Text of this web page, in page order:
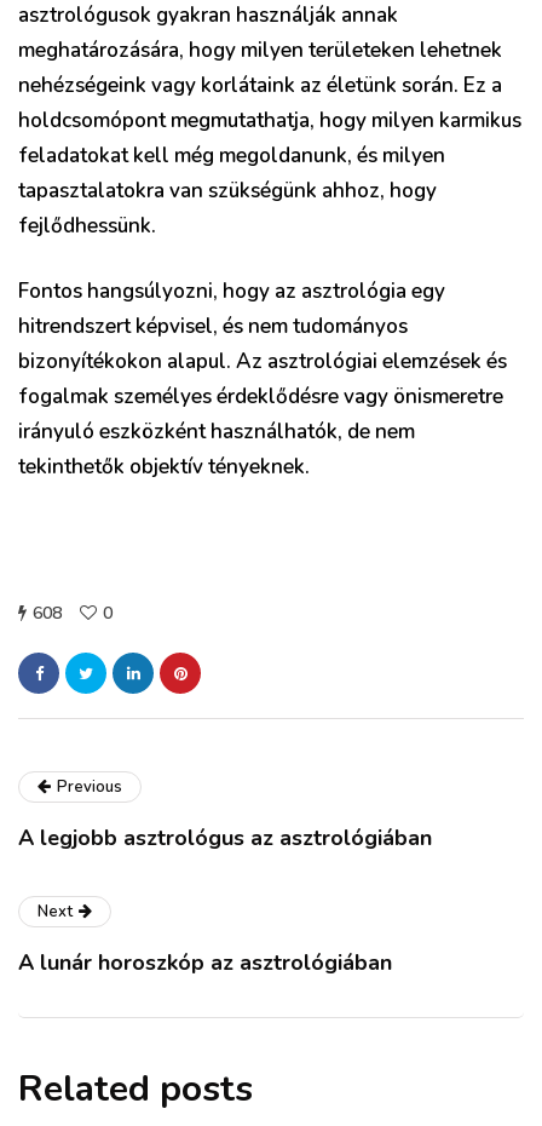
asztrológusok gyakran használják annak
meghatározására, hogy milyen területeken lehetnek
nehézségeink vagy korlátaink az életünk során. Ez a
holdcsomópont megmutathatja, hogy milyen karmikus
feladatokat kell még megoldanunk, és milyen
tapasztalatokra van szükségünk ahhoz, hogy
fejlődhessünk.
Fontos hangsúlyozni, hogy az asztrológia egy
hitrendszert képvisel, és nem tudományos
bizonyítékokon alapul. Az asztrológiai elemzések és
fogalmak személyes érdeklődésre vagy önismeretre
irányuló eszközként használhatók, de nem
tekinthetők objektív tényeknek.
608 0
Previous
A legjobb asztrológus az asztrológiában
Next
A lunár horoszkóp az asztrológiában
Related posts